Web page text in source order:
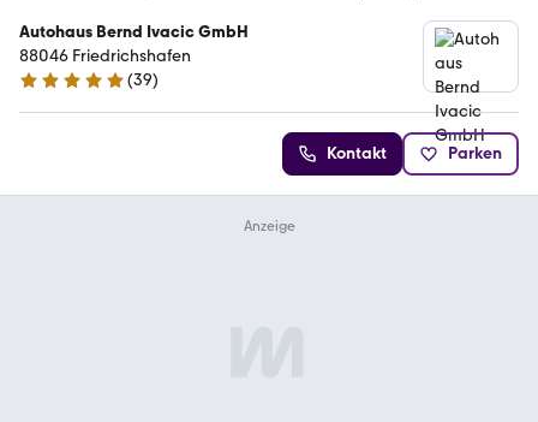
Autohaus Bernd Ivacic GmbH
88046 Friedrichshafen
5 Sterne
(39)
Kontakt Parken